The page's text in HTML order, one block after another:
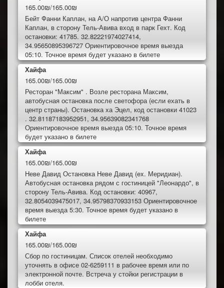
165.00₪/165.00₪
Бейт Фанни Каплан, на А/О напротив центра Фанни
Каплан, в сторону Тель-Авива вход в парк Гехт. Код
остановки: 41785. 32.82221974027414,
34.95650895396727 Ориентировочное время выезда
05:10. Точное время будет указано в билете
Хайфа
165.00₪/165.00₪
Ресторан "Максим" . Возле ресторана Максим,
автобусная остановка после светофора (если ехать в
центр страны). Остановка ха Эцел, код остановки 41023
. 32.81187183952951, 34.95639082341768
Ориентировочное время выезда 05:10. Точное время
будет указано в билете
Хайфа
165.00₪/165.00₪
Неве Давид Остановка Неве Давид (ex. Меридиан).
Автобусная остановка рядом с гостиницей "Леонардо", в
сторону Тель-Авива. Код остановки: 40967,
32.8054039475017, 34.95798370933153 Ориентировочное
время выезда 5:30. Точное время будет указано в
билете
Хайфа
165.00₪/165.00₪
Сбор по гостиницам. Список отелей необходимо
уточнять в офисе 02-6259111 в рабочее время или по
электронной почте. Встреча у стойки регистрации в
лобби отеля.